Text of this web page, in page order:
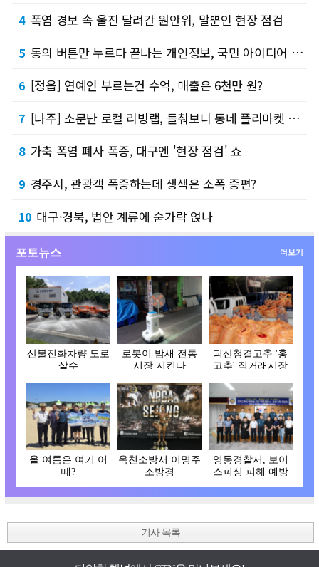
4 폭염 경보 속 울진 달려간 원안위, 말뿐인 현장 점검
5 동의 버튼만 누르다 끝나는 개인정보, 국민 아이디어 공모로 땜질
6 [정읍] 연예인 부르는건 수억, 매출은 6천만 원?
7 [나주] 소문난 로컬 리빙랩, 들춰보니 동네 플리마켓 수준
8 가축 폭염 폐사 폭증, 대구엔 '현장 점검' 쇼
9 경주시, 관광객 폭증하는데 생색은 소폭 증편?
10 대구·경북, 법안 계류에 숟가락 얹나
포토뉴스 더보기
산불진화차량 도로
살수
로봇이 밤새 전통
시장 지킨다
괴산청결고추 '홍
고추' 직거래시장
올 여름은 여기 어
때?
옥천소방서 이명주
소방경
영동경찰서, 보이
스피싱 피해 예방
기사 목록